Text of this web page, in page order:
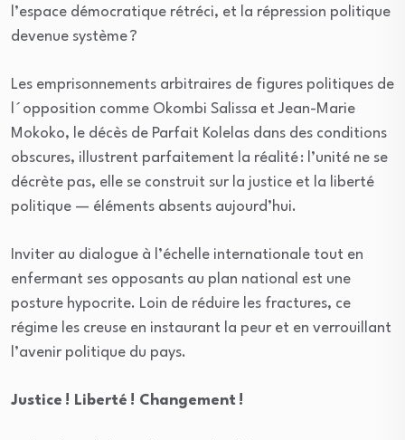
l’espace démocratique rétréci, et la répression politique
devenue système ?
Les emprisonnements arbitraires de figures politiques de
l´opposition comme Okombi Salissa et Jean-Marie
Mokoko, le décès de Parfait Kolelas dans des conditions
obscures, illustrent parfaitement la réalité : l’unité ne se
décrète pas, elle se construit sur la justice et la liberté
politique — éléments absents aujourd’hui.
Inviter au dialogue à l’échelle internationale tout en
enfermant ses opposants au plan national est une
posture hypocrite. Loin de réduire les fractures, ce
régime les creuse en instaurant la peur et en verrouillant
l’avenir politique du pays.
Justice ! Liberté ! Changement !